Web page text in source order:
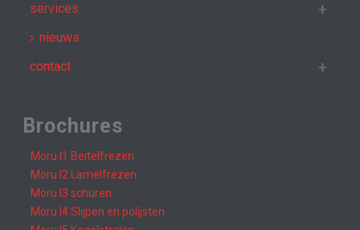
services
nieuws
contact
Brochures
Moru I1 Beitelfrezen
Moru I2 Lamelfrezen
Moru I3 schuren
Moru I4 Slijpen en polijsten